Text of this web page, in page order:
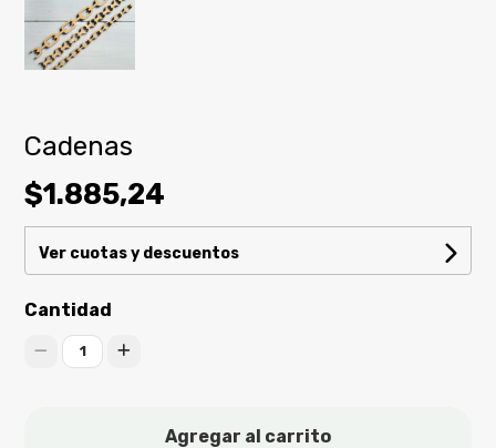
Cadenas
$1.885,24
Ver cuotas y descuentos
Cantidad
1
Agregar al carrito